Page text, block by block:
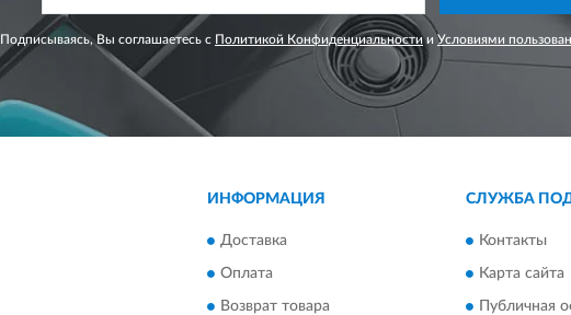
Подписываясь, Вы соглашаетесь с Политикой Конфиденциальности иУсловиями
ИНФОРМАЦИЯ
Доставка
Оплата
Возврат товара
СЛУЖБА
Контакты
Карта сайта
Публичная